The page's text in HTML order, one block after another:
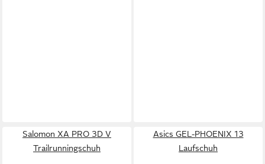
Salomon XA PRO 3D V
Trailrunningschuh
Asics GEL-PHOENIX 13
Laufschuh